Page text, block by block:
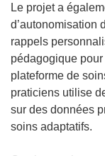
f
e
n
ê
t
r
e
)
Le projet a
d’autonomisation
rappels
pédagogique
plateforme de
praticiens utilise
sur des données
soins adaptatifs.